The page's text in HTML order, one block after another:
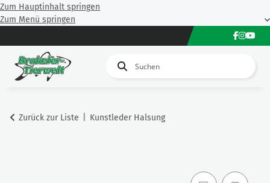
Zum Hauptinhalt springen
Zum Menü springen
Zurück zur Liste Kunstleder Halsung